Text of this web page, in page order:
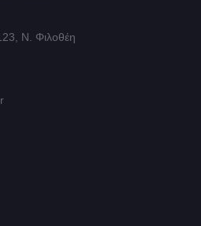
Ν. Φιλοθέη